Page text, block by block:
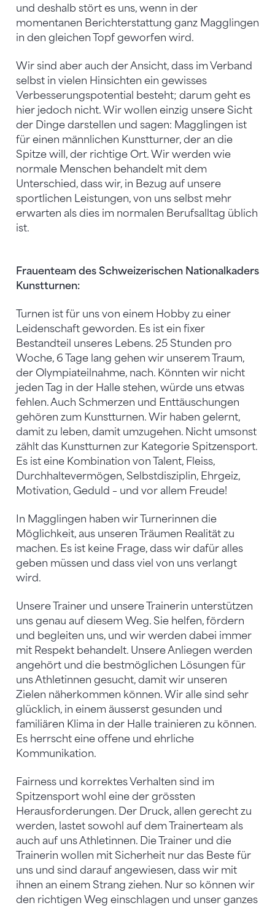
und deshalb stört es uns, wenn in der
momentanen Berichterstattung ganz Magglingen
in den gleichen Topf geworfen wird.
Wir sind aber auch der Ansicht, dass im Verband
selbst in vielen Hinsichten ein gewisses
Verbesserungspotential besteht; darum geht es
hier jedoch nicht. Wir wollen einzig unsere Sicht
der Dinge darstellen und sagen: Magglingen ist
für einen männlichen Kunstturner, der an die
Spitze will, der richtige Ort. Wir werden wie
normale Menschen behandelt mit dem
Unterschied, dass wir, in Bezug auf unsere
sportlichen Leistungen, von uns selbst mehr
erwarten als dies im normalen Berufsalltag üblich
ist.
Frauenteam des Schweizerischen Nationalkaders
Kunstturnen:
Turnen ist für uns von einem Hobby zu einer
Leidenschaft geworden. Es ist ein fixer
Bestandteil unseres Lebens. 25 Stunden pro
Woche, 6 Tage lang gehen wir unserem Traum,
der Olympiateilnahme, nach. Könnten wir nicht
jeden Tag in der Halle stehen, würde uns etwas
fehlen. Auch Schmerzen und Enttäuschungen
gehören zum Kunstturnen. Wir haben gelernt,
damit zu leben, damit umzugehen. Nicht umsonst
zählt das Kunstturnen zur Kategorie Spitzensport.
Es ist eine Kombination von Talent, Fleiss,
Durchhaltevermögen, Selbstdisziplin, Ehrgeiz,
Motivation, Geduld – und vor allem Freude!
In Magglingen haben wir Turnerinnen die
Möglichkeit, aus unseren Träumen Realität zu
machen. Es ist keine Frage, dass wir dafür alles
geben müssen und dass viel von uns verlangt
wird.
Unsere Trainer und unsere Trainerin unterstützen
uns genau auf diesem Weg. Sie helfen, fördern
und begleiten uns, und wir werden dabei immer
mit Respekt behandelt. Unsere Anliegen werden
angehört und die bestmöglichen Lösungen für
uns Athletinnen gesucht, damit wir unseren
Zielen näherkommen können. Wir alle sind sehr
glücklich, in einem äusserst gesunden und
familiären Klima in der Halle trainieren zu können.
Es herrscht eine offene und ehrliche
Kommunikation.
Fairness und korrektes Verhalten sind im
Spitzensport wohl eine der grössten
Herausforderungen. Der Druck, allen gerecht zu
werden, lastet sowohl auf dem Trainerteam als
auch auf uns Athletinnen. Die Trainer und die
Trainerin wollen mit Sicherheit nur das Beste für
uns und sind darauf angewiesen, dass wir mit
ihnen an einem Strang ziehen. Nur so können wir
den richtigen Weg einschlagen und unser ganzes